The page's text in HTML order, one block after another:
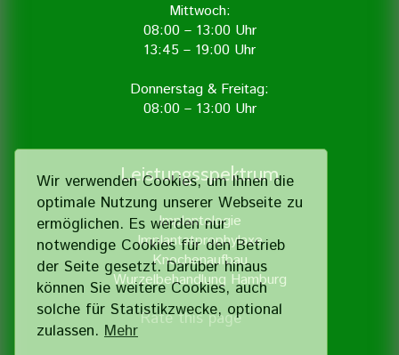
Wir verwenden Cookies, um Ihnen die
optimale Nutzung unserer Webseite zu
ermöglichen. Es werden nur
notwendige Cookies für den Betrieb
der Seite gesetzt. Darüber hinaus
können Sie weitere Cookies, auch
solche für Statistik­zwecke, optional
zulassen. Mehr
Mittwoch:
08:00 – 13:00 Uhr
13:45 – 19:00 Uhr
Donnerstag & Freitag:
08:00 – 13:00 Uhr
Leistungsspektrum
Implantologie
Implantatprophylaxe
Knochenaufbau
Wurzelbehandlung Hamburg
Rate this page